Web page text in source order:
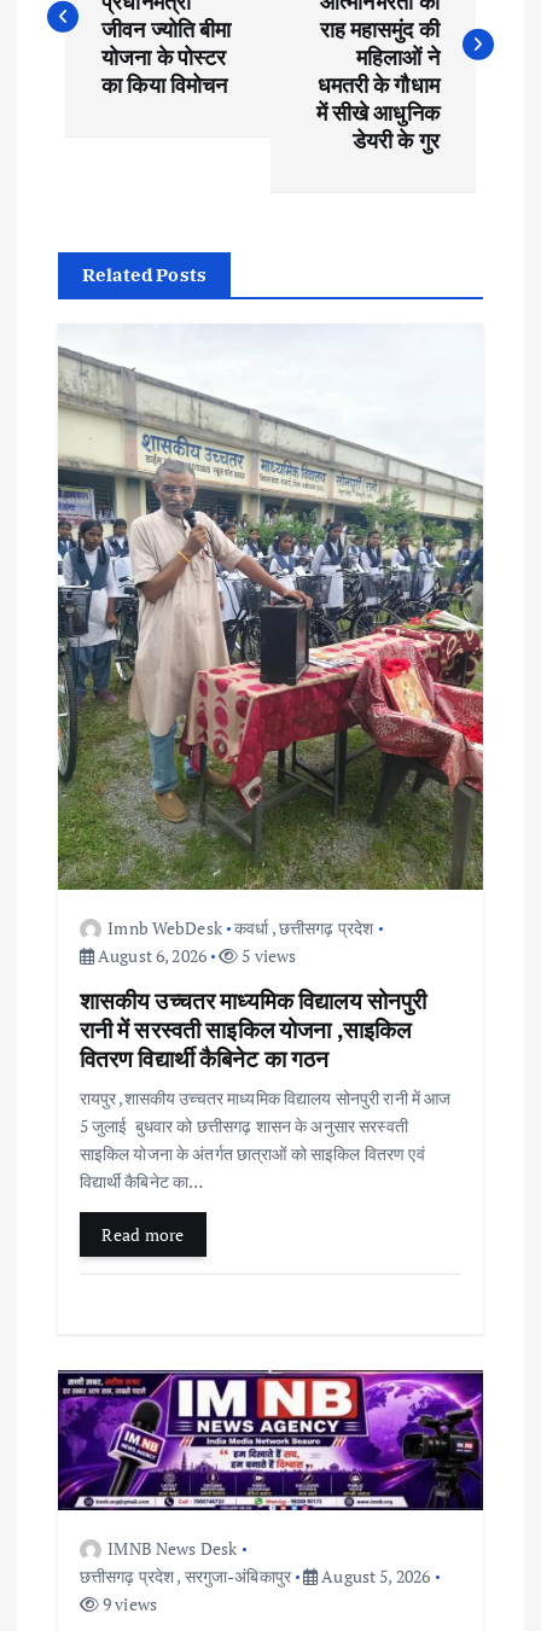
s
g
a
t
o
n
जीवन ज्योति बीमा
योजना के पोस्टर
का किया विमोचन
राह महासमुंद की
महिलाओं ने
धमतरी के गौधाम
में सीखे आधुनिक
डेयरी के गुर
Related Posts
Imnb WebDesk कवर्धा,छत्तीसगढ़ प्रदेश
August 6, 2026
5 views
शासकीय उच्चतर माध्यमिक विद्यालय सोनपुरी
रानी में सरस्वती साइकिल योजना ,साइकिल
वितरण विद्यार्थी कैबिनेट का गठन
रायपुर ,शासकीय उच्चतर माध्यमिक विद्यालय सोनपुरी रानी में आज
5 जुलाई बुधवार को छत्तीसगढ़ शासन के अनुसार सरस्वती
साइकिल योजना के अंतर्गत छात्राओं को साइकिल वितरण एवं
विद्यार्थी कैबिनेट का…
Read more
IMNB News Desk
छत्तीसगढ़ प्रदेश, सरगुजा-अंबिकापुर
August 5, 2026
9 views